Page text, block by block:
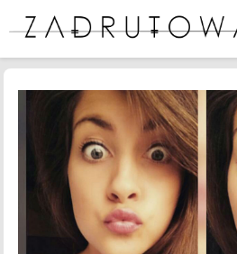
SPIS TREŚCI
WPISY